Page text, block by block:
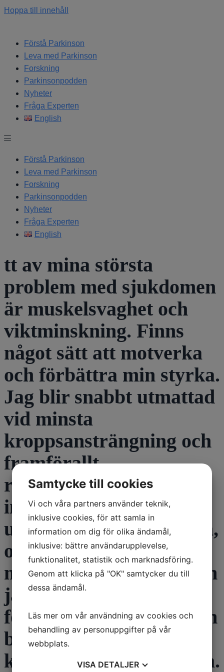
Hoppa till innehåll
Förstå Parkinson
Leva med Parkinson
Forskning
Parkinsonpodden
Nyheter
Fråga Experten
English
Förstå Parkinson
Leva med Parkinson
Forskning
Parkinsonpodden
Nyheter
Fråga Experten
English
tt av mina största
problem med sjukdomen
är muskelsvaghet och
viktminskning. Finns
något sätt att motverka
och förbättra min styrka.
Jag blir snabbt utmattad
vid minsta
kroppsansträngning och
framförallt
ryggmusklerna orkar
inte hålla kroppen
upprätt och behöver vila,
och tom sitta vid
matbordet är jobbigt och
jag vill snabbt bli klar
för att kunna hitta någon
bekvämare
kroppsställning eller vila.
Samtycke till cookies
Vi och våra partners använder teknik,
inklusive cookies, för att samla in
information om dig för olika ändamål,
inklusive: bättre användarupplevelse,
funktionalitet, statistik och marknadsföring.
Genom att klicka på "OK" samtycker du till
dessa ändamål.
Läs mer om vår användning av cookies och
behandling av personuppgifter på vår
webbplats.
VISA DETALJER